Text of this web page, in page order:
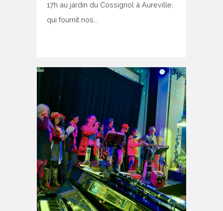
17h au jardin du Cossignol à Aureville,
qui fournit nos...